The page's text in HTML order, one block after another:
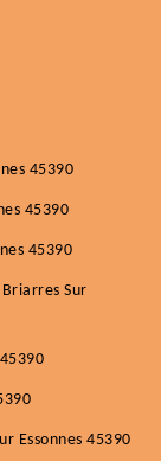
45390
45390
45390
Sur
Essonnes 45390